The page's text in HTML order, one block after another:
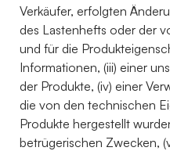
Verkäufer, erfolgten
des Lastenhefts oder der
und für die
Informationen, (iii) einer
der Produkte, (iv) einer
die von den technischen
Produkte hergestellt
betrügerischen Zwecken,